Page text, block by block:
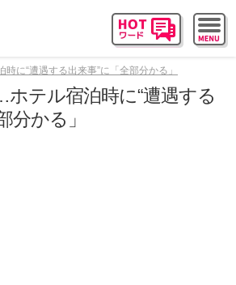
に“遭遇する出来事”に「全部分かる」
テル宿泊時に“遭遇する
分かる」